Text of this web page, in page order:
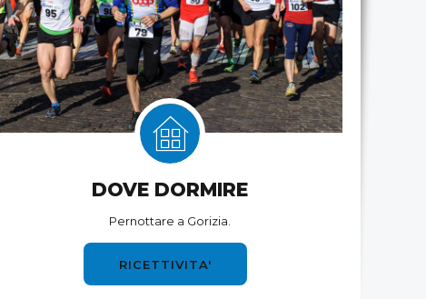
DOVE DORMIRE
Pernottare a Gorizia.
RICETTIVITA'